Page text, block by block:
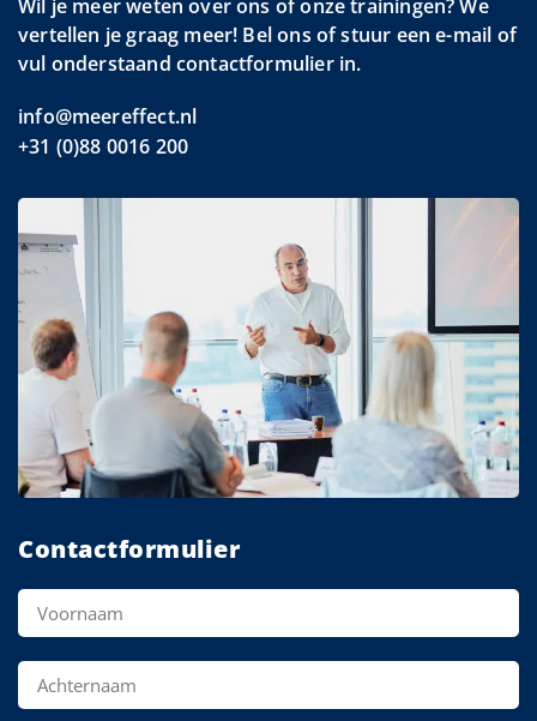
Wil je meer weten over ons of onze trainingen? We
vertellen je graag meer! Bel ons of stuur een e-mail of
vul onderstaand contactformulier in.
info@meereffect.nl
+31 (0)88 0016 200
Contactformulier